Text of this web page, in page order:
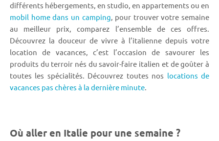
différents hébergements, en studio, en appartements ou en
mobil home dans un camping, pour trouver votre semaine
au meilleur prix, comparez l’ensemble de ces offres.
Découvrez la douceur de vivre à l’italienne depuis votre
location de vacances, c’est l’occasion de savourer les
produits du terroir nés du savoir-faire italien et de goûter à
toutes les spécialités. Découvrez toutes nos locations de
vacances pas chères à la dernière minute.
Où aller en Italie pour une semaine ?